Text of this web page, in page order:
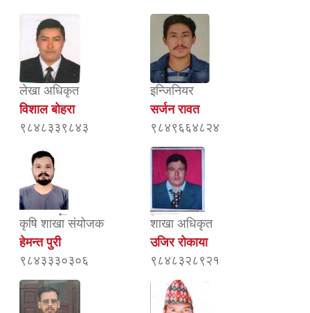
लेखा अधिकृत
विशाल बोहरा
९८४८३३९८४३
इन्जिनियर
सर्जन रावत
९८४९६६४८२४
कृषि शाखा संयोजक
हेमन्त पुरी
९८४३३३०३०६
शाखा अधिकृत
उजिर रोकाया
९८४८३२८९२१